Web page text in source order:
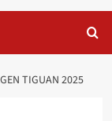
TIGUAN 2025